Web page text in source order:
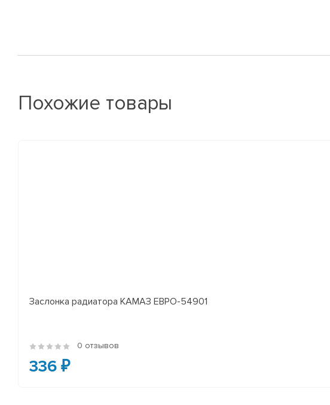
Похожие товары
Заслонка радиатора КАМАЗ ЕВРО-54901
0 отзывов
336 ₽